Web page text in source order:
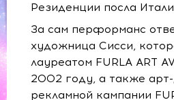
Резиденции посла
За сам перформанс
художница Сисси,
лауреатом FURLA ART
2002 году, а также
рекламной кампании